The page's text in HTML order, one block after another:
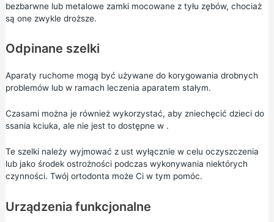
bezbarwne lub metalowe zamki mocowane z tyłu zębów, chociaż
są one zwykle droższe.
Odpinane szelki
Aparaty ruchome mogą być używane do korygowania drobnych
problemów lub w ramach leczenia aparatem stałym.
Czasami można je również wykorzystać, aby zniechęcić dzieci do
ssania kciuka, ale nie jest to dostępne w .
Te szelki należy wyjmować z ust wyłącznie w celu oczyszczenia
lub jako środek ostrożności podczas wykonywania niektórych
czynności. Twój ortodonta może Ci w tym pomóc.
Urządzenia funkcjonalne